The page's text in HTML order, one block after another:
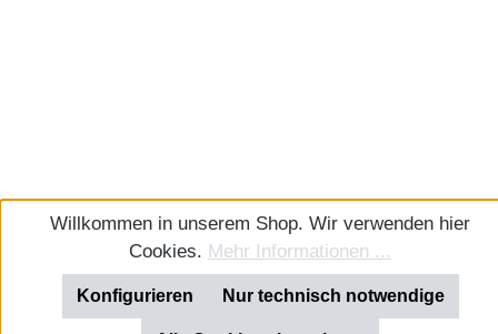
Willkommen in unserem Shop. Wir verwenden hier
Cookies. Mehr Informationen ...
Nur technisch notwendige
Konfigurieren